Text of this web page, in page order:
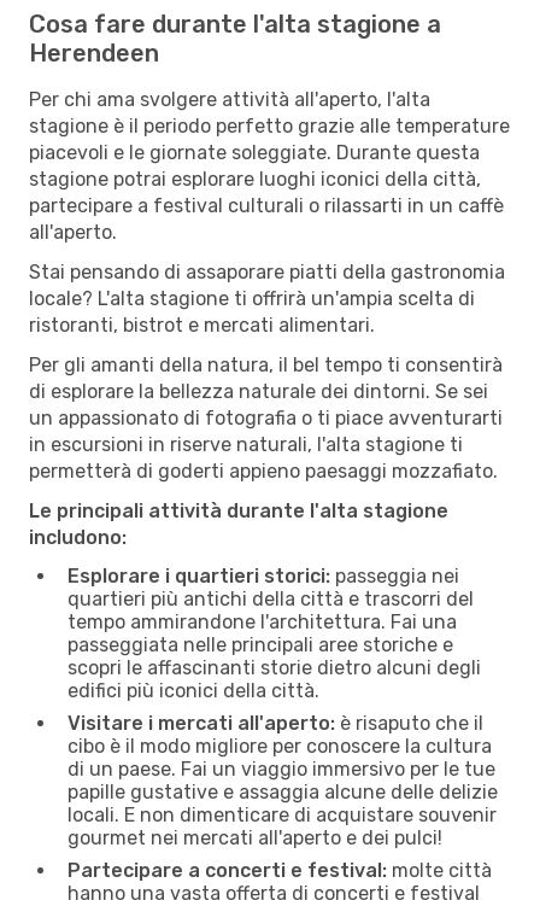
Cosa fare durante l'alta stagione a
Herendeen
Per chi ama svolgere attività all'aperto, l'alta
stagione è il periodo perfetto grazie alle temperature
piacevoli e le giornate soleggiate. Durante questa
stagione potrai esplorare luoghi iconici della città,
partecipare a festival culturali o rilassarti in un caffè
all'aperto.
Stai pensando di assaporare piatti della gastronomia
locale? L'alta stagione ti offrirà un'ampia scelta di
ristoranti, bistrot e mercati alimentari.
Per gli amanti della natura, il bel tempo ti consentirà
di esplorare la bellezza naturale dei dintorni. Se sei
un appassionato di fotografia o ti piace avventurarti
in escursioni in riserve naturali, l'alta stagione ti
permetterà di goderti appieno paesaggi mozzafiato.
Le principali attività durante l'alta stagione
includono:
Esplorare i quartieri storici: passeggia nei
quartieri più antichi della città e trascorri del
tempo ammirandone l'architettura. Fai una
passeggiata nelle principali aree storiche e
scopri le affascinanti storie dietro alcuni degli
edifici più iconici della città.
Visitare i mercati all'aperto: è risaputo che il
cibo è il modo migliore per conoscere la cultura
di un paese. Fai un viaggio immersivo per le tue
papille gustative e assaggia alcune delle delizie
locali. E non dimenticare di acquistare souvenir
gourmet nei mercati all'aperto e dei pulci!
Partecipare a concerti e festival: molte città
hanno una vasta offerta di concerti e festival